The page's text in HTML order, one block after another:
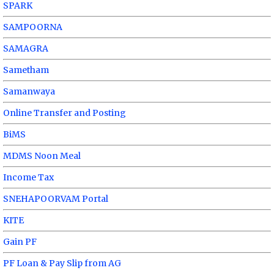
SPARK
SAMPOORNA
SAMAGRA
Sametham
Samanwaya
Online Transfer and Posting
BiMS
MDMS Noon Meal
Income Tax
SNEHAPOORVAM Portal
KITE
Gain PF
PF Loan & Pay Slip from AG